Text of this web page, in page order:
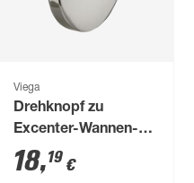
Viega
Drehknopf zu
Excenter-Wannen-
Garnitur Multiplex,
verchromt
18,19 €